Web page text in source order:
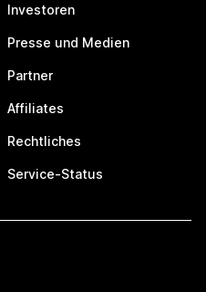
Investoren
Presse und Medien
Partner
Affiliates
Rechtliches
Service-Status